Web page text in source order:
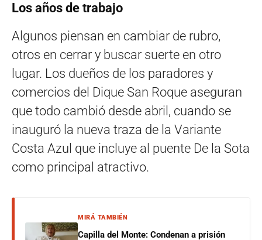
Los años de trabajo
Algunos piensan en cambiar de rubro,
otros en cerrar y buscar suerte en otro
lugar. Los dueños de los paradores y
comercios del Dique San Roque aseguran
que todo cambió desde abril, cuando se
inauguró la nueva traza de la Variante
Costa Azul que incluye al puente De la Sota
como principal atractivo.
MIRÁ TAMBIÉN
Capilla del Monte: Condenan a prisión